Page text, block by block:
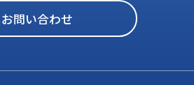
お問い合わせ